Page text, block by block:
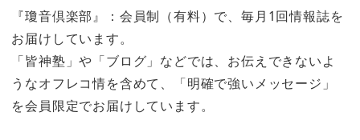
『瓊音倶楽部』：会員制（有料）で、毎月1回情報誌を
お届けしています。
「皆神塾」や「ブログ」などでは、お伝えできないよ
うなオフレコ情を含めて、「明確で強いメッセージ」
を会員限定でお届けしています。